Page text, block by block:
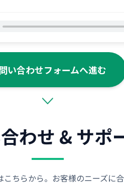
い合わせフォームへ進む
わせ & サポ
ちらから。お客様のニーズに